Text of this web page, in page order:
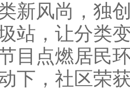
新风尚，独
站，让分类
目点燃居民
下，社区荣